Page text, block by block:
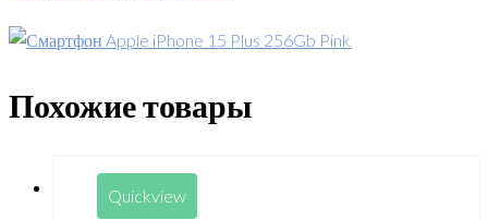
Похожие товары
Quickview